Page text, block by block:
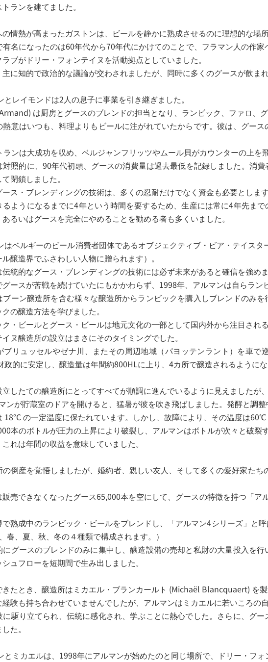
ランを建てました。
情熱が高まったガストンは、ビールを静かに熟成させるのに理想的な場
有名になったのは60年代から70年代にかけてのことで、フラマン人の作
ブがドリー・フォンテイヌを活動拠点としていました。
に知的で政治的な議論が交わされましたが、同時に多くのグースが飲まれ
レイモンドは2人の息子に事業を引き継ぎました。
は厨房とグースのブレンドの担当となり、ランビック、ファロ、
意はいつも、料理よりもビールに注がれていたからです。彼は、グー
ンは大成功を収め、ベルジャンフリッツやムール貝がカウンターの上を
対照的に、90年代初頭、グースの消費量は過去最低を記録しました。消
閉鎖しました。
ス・ブレンディングの技術は、多くの忍耐だけでなく資金も必要とします
ようになるまでに4年という時間を要するため、生産には常に4年先ま
るいはグースを完全にやめることを勧める者も多くいました。
はベルギーのビール消費者団体であるオブジェクティブ・ビア・テイス
ル醸造界でふさわしい人物に贈られます）。
統的なグース・ブレンディングの技術には必ず未来があると確信を強めま
ースが苦戦を続けていたにもかかわらず、1998年、アルマンは自らラン
ブーン醸造所を含む様々な醸造所からランビックを購入しブレンドのみ
の醸造方法を学びました。
・ビールとグース・ビールは地元文化の一部として国内外から注目され
ヌ醸造所の設立はまさにそのタイミングでした。
ブリュッセルやゼナ川、またその周辺地域（パヨッテンラント）を車
政的に安定し、醸造量は年間約800HLに上り、4カ所で醸造されるようにな
したての醸造所にとってすべてが順調に進んでいるように見えましたが
ンが貯蔵室のドアを開けると、猛暑が彼を吹き飛ばしました。発酵と調
18°C の一定温度に保たれています。しかし、故障により、その温度は60℃
本のボトルが圧力の上昇により破裂し、アルマンはボトルが次々と破
れは年間の収益を意味していました。
倒産を覚悟しましたが、婚約者、親しい友人、そして多くの愛好家た
売できなくなったグース65,000本を空にして、グースの特徴を持つ「
で熟成中のランビック・ビールをブレンドし、「アルマン4シリーズ」と
春、夏、秋、冬の４種類で構成されます。）
にグースのブレンドのみに集中し、醸造設備の売却と私財の大量投入を
ュフローを短期間で生み出しました。
たとき、醸造所はミカエル・ブランカールト (Michaël Blancquaert) を製
験も持ち合わせていませんでしたが、アルマンはミカエルに若いころの
に駆り立てられ、伝統に感化され、学ぶことに熱心でした。さらに、グ
た。
とミカエルは、1998年にアルマンが始めたのと同じ場所で、ドリー・フ